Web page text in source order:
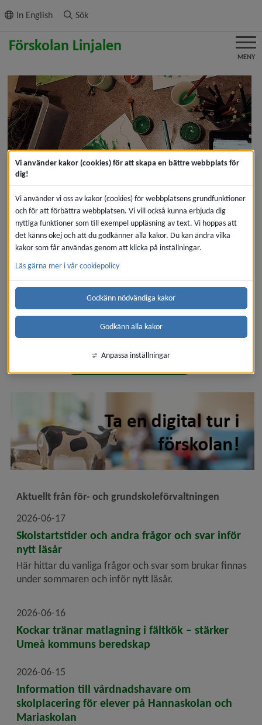
innehållet
In English Sök
MENY
Välkommen till oss på
förskolan Linjalen
Förskolan Linjalenligger på Teg, nära skogen och naturen
och bara två kilometer från centrala Umeå.
FLER NYHETER FRÅN FÖRSKOLAN
Aktuellt från för- och grundskoleförvaltningen
2026-06-17
Skolstartstider och andra frågor och svar inför
nytt läsår
Här hittar du vanliga frågor och svar som brukar finnas
under sommaren och inför nytt läsår.
2026-06-16
Kockar tränar matlagning i fältkök – stärker
Umeå kommuns beredskap
2026-06-15
Information till vårdnadshavare om
skolplacering för elever på Hannaskolan och
Mariaskolan
Vi använder kakor (cookies) för att skapa en bättre webbplats för
dig!
Vi använder vi oss av kakor (cookies) för webbplatsens grundfunktioner
och för att förbättra webbplatsen. Vi vill också kunna erbjuda dig
nyttiga funktioner som till exempel uppläsning av text. Vi hoppas att
det känns okej och att du godkänner alla kakor. Du kan ändra vilka
kakor som får användas genom att klicka på inställningar.
Läs gärna mer i vår cookiepolicy
Godkänn nödvändiga kakor
Godkänn alla kakor
Anpassa inställningar